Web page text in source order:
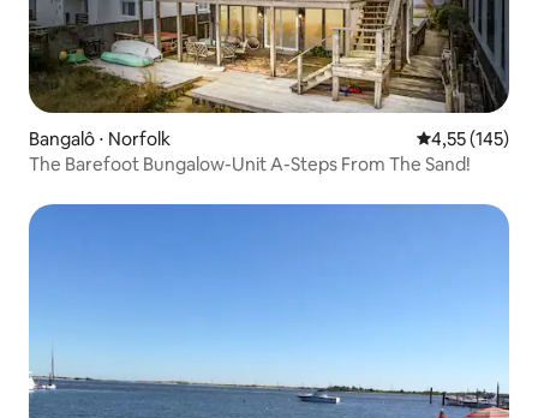
Bangalô ⋅ Norfolk 4,55 de uma
4,55 (145)
The Barefoot Bungalow-Unit A-Steps From The Sand!